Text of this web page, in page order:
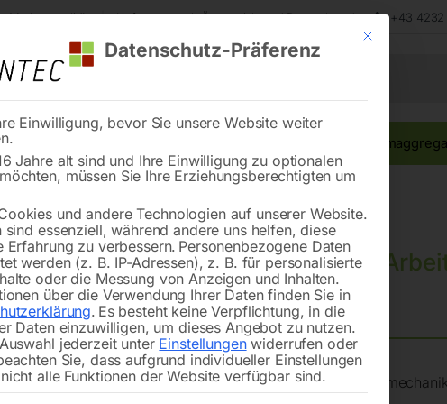
Markenqualität Lieferung nach Österreich und Deutschland +43
LAP
🔍
Verfügbarkeit:Nicht vorrätig
fahrbar, höhenverstellbar, mit
Mit diesem
Datenschutz-Präferenz
Einwilligung, bevor Sie unsere Website weiter
Jahre alt sind und Ihre Einwilligung zu optionalen
müssen Sie Ihre Erziehungsberechtigten um
und andere Technologien auf unserer Website.
sind essenziell, während andere uns helfen, diese
Erfahrung zu verbessern. Personenbezogene Daten
werden (z. B. IP-Adressen), z. B. für personalisierte
oder die Messung von Anzeigen und Inhalten.
über die Verwendung Ihrer Daten finden Sie in
. Es besteht keine Verpflichtung, in die
Daten einzuwilligen, um dieses Angebot zu nutzen.
jederzeit unter Einstellungenwiderrufen oder
Sie, dass aufgrund individueller Einstellungen
alle Funktionen der Website verfügbar sind.